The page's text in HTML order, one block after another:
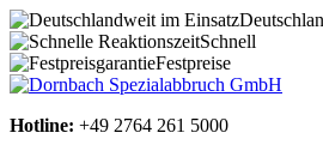
Schnell
Festpreise
Hotline: +49 2764 261 5000